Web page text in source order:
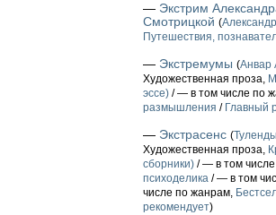
— Экстрим
Смотрицкой (
Путешествия,
— Экстремумы (
Художественная проза,
эссе) / — в том числе по
размышления / Главный
— Экстрасенс (
Художественная проза,
сборники) / — в том
психоделика / — в том
числе по жанрам,
рекомендует)